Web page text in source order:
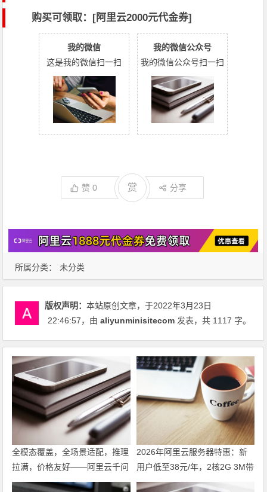
购买可领取：[阿里云2000元代金券]
我的微信
这是我的微信扫一扫
我的微信公众号
我的微信公众号扫一扫
赞0 赏 分享
所属分类： 未分类
版权声明：本站原创文章，于2022年3月23日
22:46:57，由aliyunminisitecom 发表，共 1117 字。
全模态覆盖，全场景适配，推理
拉满，价格友好——阿里云千问
大模型，企业AI落地，选它就对
2026年阿里云服务器特惠：新
用户低至38元/年，2核2G 3M带
宽99元/年，续费不涨价同价